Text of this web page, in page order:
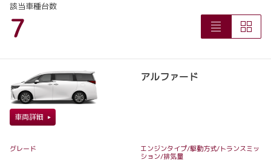
該当車種台数
7
アルファード
車両詳細
グレード エンジンタイプ/駆動方式/トランスミッ
ション/排気量